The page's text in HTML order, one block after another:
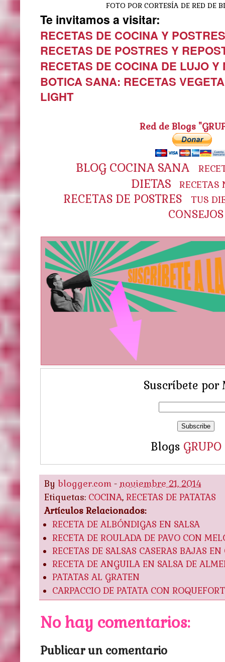
FOTO POR CORTESÍA DE RED DE
Te invitamos a visitar:
RECETAS DE COCINA Y POSTRES
RECETAS DE POSTRES Y
RECETAS DE COCINA DE LUJO Y
BOTICA SANA: RECETAS
LIGHT
Red de Blogs
BLOG COCINA SANA
DIETAS RECETAS
RECETAS DE POSTRES TUS
CONSEJOS
Suscríbete por
Blogs
By blogger.com - noviembre 21, 2014
Etiquetas: COCINA, RECETAS DE PATATAS
Artículos Relacionados:
RECETA DE ALBÓNDIGAS EN SALSA
RECETA DE ROULADA DE PAVO CON
RECETAS DE SALSAS CASERAS BAJAS
RECETA DE ANGUILA EN SALSA DE
PATATAS AL GRATEN
CARPACCIO DE PATATA CON ROQUEFORT
No hay comentarios:
Publicar un comentario